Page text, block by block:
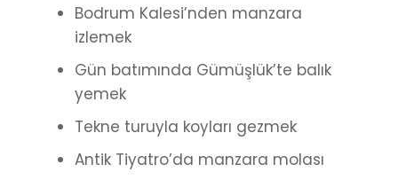
Bodrum Kalesi’nden manzara
izlemek
Gün batımında Gümüşlük’te balık
yemek
Tekne turuyla koyları gezmek
Antik Tiyatro’da manzara molası